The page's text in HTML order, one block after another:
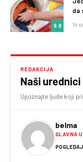
9.9
da
14
REDAKCIJA
Naši urednici
Upoznajte ljude koji
belma
GLAVNA